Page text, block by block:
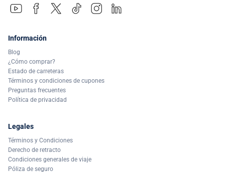
Información
Blog
¿Cómo comprar?
Estado de carreteras
Términos y condiciones de cupones
Preguntas frecuentes
Política de privacidad
Legales
Términos y Condiciones
Derecho de retracto
Condiciones generales de viaje
Póliza de seguro